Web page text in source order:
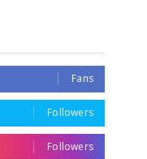
Fans
Followers
Followers